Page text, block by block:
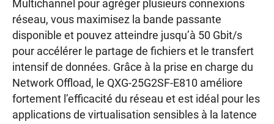
Multichannel pour agréger plusieurs connexions
réseau, vous maximisez la bande passante
disponible et pouvez atteindre jusqu’à 50 Gbit/s
pour accélérer le partage de fichiers et le transfert
intensif de données. Grâce à la prise en charge du
Network Offload, le QXG-25G2SF-E810 améliore
fortement l’efficacité du réseau et est idéal pour les
applications de virtualisation sensibles à la latence